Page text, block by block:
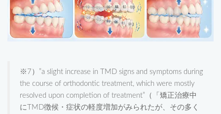
※7）”a slight increase in TMD signs and symptoms during
the course of orthodontic treatment, which were mostly
resolved upon completion of treatment”（「矯正治療中
にTMD徴候・症状の軽度増加がみられたが、その多く